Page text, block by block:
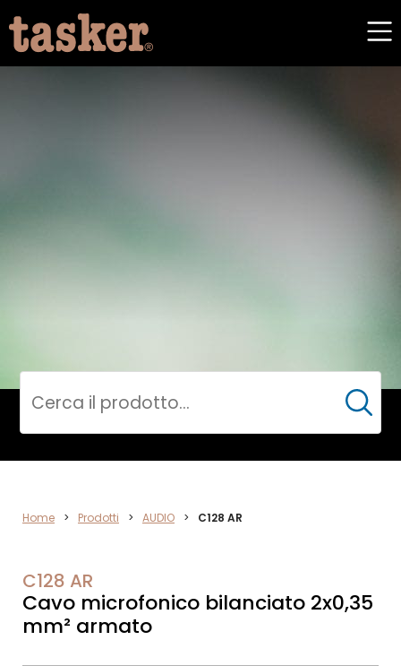
VIDEO
Cerca
Home > Prodotti > AUDIO > C128 AR
C128 AR
Cavo microfonico bilanciato 2x0,35
mm² armato